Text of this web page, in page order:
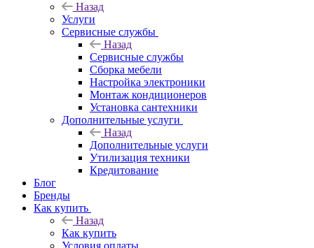
Назад
Услуги
Сервисные службы
Назад
Сервисные службы
Сборка мебели
Настройка электроники
Монтаж кондиционеров
Установка сантехники
Дополнительные услуги
Назад
Дополнительные услуги
Утилизация техники
Кредитование
Блог
Бренды
Как купить
Назад
Как купить
Условия оплаты